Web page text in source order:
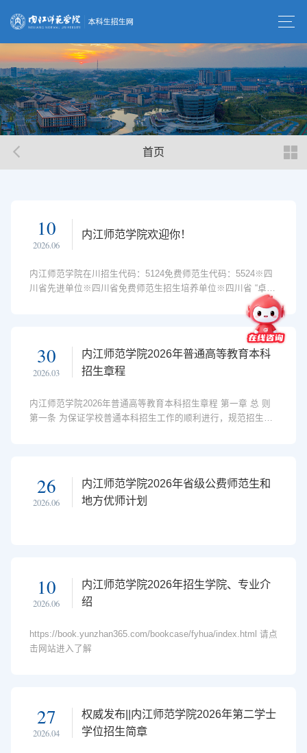
首页
10
2026.06
内江师范学院欢迎你！
内江师范学院在川招生代码：5124免费师范生代码：5524※四
川省先进单位※四川省免费师范生招生培养单位※四川省 “卓越
人才计划”培养单位※四川省园林式单位※四川省普通高等学校
毕业生就业工作先进单位录取批次：艺术体育本科批、文史/理
工（物理/历史）本科批、公费师范生本科批、公费师范生艺术
体育本科批、少数民族预科本科批、一类模式本科第二批、对
口高职本科批、高端技能型本科批学校简介“川中枢纽、成渝之
心”“大千故里、...
30
2026.03
内江师范学院2026年普通高等教育本科
招生章程
内江师范学院2026年普通高等教育本科招生章程 第一章 总 则
第一条 为保证学校普通本科招生工作的顺利进行，规范招生行
范学院招生工作实际情况，特制定本章程。第二条 学校全称：
内江师范学院；英文译名：Neijiang Normal University，地址：
四川省内江市东兴区红桥街1号；...
26
2026.06
内江师范学院2026年省级公费师范生和
地方优师计划
10
2026.06
内江师范学院2026年招生学院、专业介
绍
https://book.yunzhan365.com/bookcase/fyhua/index.html 请点
击网站进入了解
27
2026.04
权威发布||内江师范学院2026年第二学士
学位招生简章